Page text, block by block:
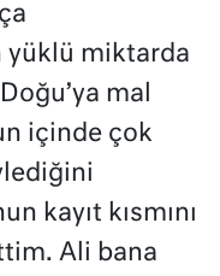
yüklü miktarda
mal
içinde çok
kayıt kısmını
Ali bana